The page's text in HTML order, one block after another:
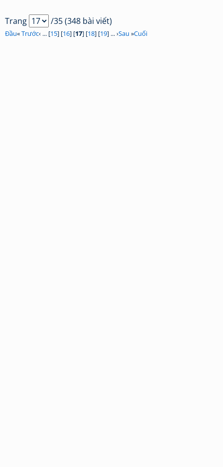
Trang /35 (348 bài viết)
Đầu«Trước‹ ... [15] [16] [17] [18] [19] ... ›Sau »Cuối